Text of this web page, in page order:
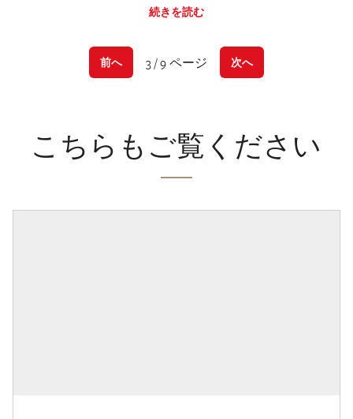
続きを読む
前へ 3 / 9 ページ 次へ
こちらもご覧ください